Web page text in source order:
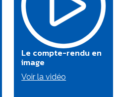
Le compte-rendu en
image
Voir la vidéo